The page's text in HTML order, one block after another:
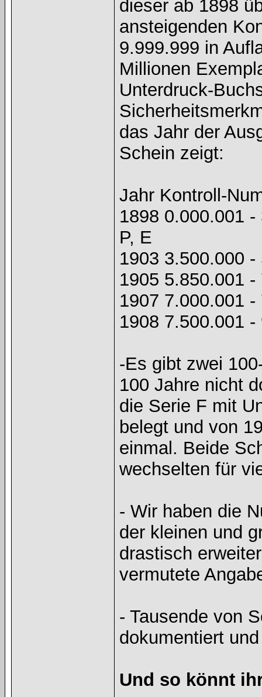
dieser ab 1898
ansteigenden
9.999.999 in
Millionen
Unterdruck-
das Jahr der
Schein zeigt:
Jahr Kontroll-
1898 0.000.001
P, E
1903 3.500.000
1905 5.850.001
1907 7.000.001
1908 7.500.001
-Es gibt zwei
100 Jahre nicht
die Serie F mit
belegt und von
einmal. Beide
wechselten für
- Wir haben die
der kleinen und
drastisch
vermutete
- Tausende von
dokumentiert
Und so könnt